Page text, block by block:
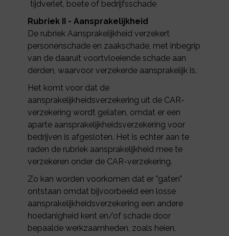
tijdverlet, boete of bedrijfsschade
Rubriek II - Aansprakelijkheid
De rubriek Aansprakelijkheid verzekert
personenschade en zaakschade, met inbegrip
van de daaruit voortvloeiende schade aan
derden, waarvoor verzekerde aansprakelijk is.
Het komt voor dat de
aansprakelijkheidsverzekering uit de CAR-
verzekering wordt gelaten, omdat er een
aparte aansprakelijkheidsverzekering voor
bedrijven is afgesloten. Het is echter aan te
raden de rubriek aansprakelijkheid mee te
verzekeren onder de CAR-verzekering.
Zo kan worden voorkomen dat er "gaten"
ontstaan omdat bijvoorbeeld een losse
aansprakelijkheidsverzekering een andere
hoedanigheid kent en/of schade door
bepaalde werkzaamheden, zoals heien,